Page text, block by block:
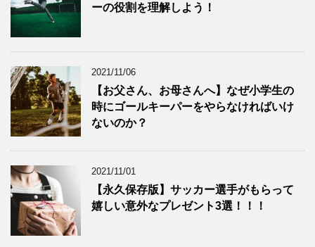
ーの役割を理解しよう！
2021/11/06
【お父さん、お母さんへ】なぜ小学生の
時にゴールキーパーをやらなければいけ
ないのか？
2021/11/01
【永久保存版】サッカー選手がもらって
嬉しい意外なプレゼント3選！！！